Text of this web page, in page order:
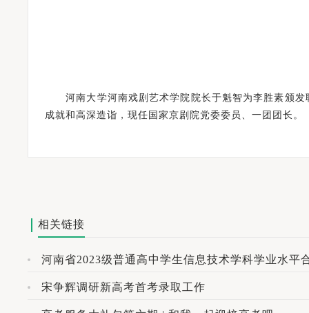
河南大学河南戏剧艺术学院院长于魁智为李胜素颁发
成就和高深造诣，现任国家京剧院党委委员、一团团长。
相关链接
河南省2023级普通高中学生信息技术学科学业水平
宋争辉调研新高考首考录取工作